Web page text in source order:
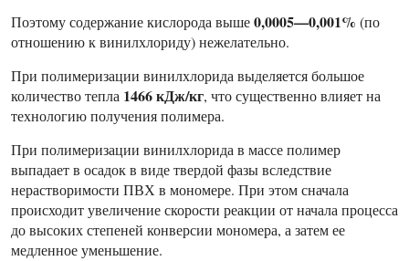
Поэтому содержание кислорода выше0,0005—0,001% (по
отношению к винилхлориду) нежелательно.
При полимеризации винилхлорида выделяется большое
количество тепла 1466 кДж/кг, что существенно влияет на
технологию получения полимера.
При полимеризации винилхлорида в массе полимер
выпадает в осадок в виде твердой фазы вследствие
нерастворимости ПВХ в мономере. При этом сначала
происходит увеличение скорости реакции от начала процесса
до высоких степеней конверсии мономера, а затем ее
медленное уменьшение.